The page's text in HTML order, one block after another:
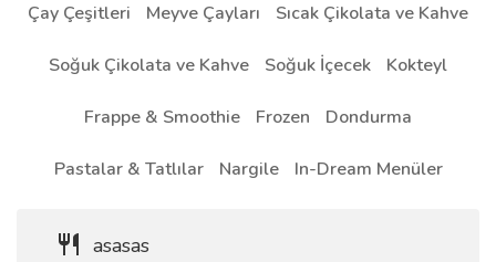
Çay Çeşitleri Meyve Çayları Sıcak Çikolata ve Kahve
Soğuk Çikolata ve Kahve Soğuk İçecek Kokteyl
Frappe & Smoothie Frozen Dondurma
Pastalar & Tatlılar Nargile In-Dream Menüler
asasas